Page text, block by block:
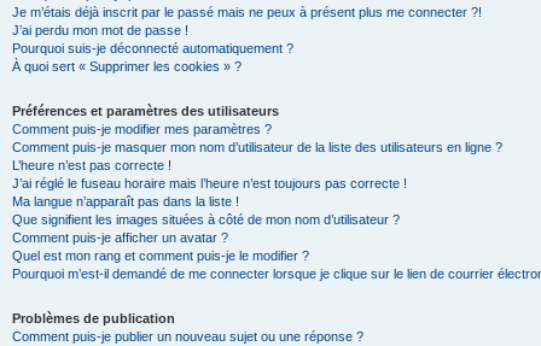
Je m’étais déjà inscrit par le passé mais ne peux à présent plus me connecter ?!
J’ai perdu mon mot de passe !
Pourquoi suis-je déconnecté automatiquement ?
À quoi sert « Supprimer les cookies » ?
Préférences et paramètres des utilisateurs
Comment puis-je modifier mes paramètres ?
Comment puis-je masquer mon nom d’utilisateur de la liste des utilisateurs en ligne ?
L’heure n’est pas correcte !
J’ai réglé le fuseau horaire mais l’heure n’est toujours pas correcte !
Ma langue n’apparaît pas dans la liste !
Que signifient les images situées à côté de mon nom d’utilisateur ?
Comment puis-je afficher un avatar ?
Quel est mon rang et comment puis-je le modifier ?
Pourquoi m’est-il demandé de me connecter lorsque je clique sur le lien de courrier
Problèmes de publication
Comment puis-je publier un nouveau sujet ou une réponse ?